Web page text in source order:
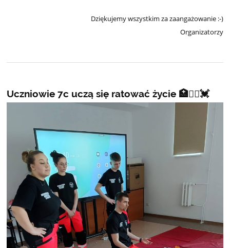
Dziękujemy wszystkim za zaangażowanie :-)
Organizatorzy
Uczniowie 7c uczą się ratować życie 🏥👩‍⚕️💓